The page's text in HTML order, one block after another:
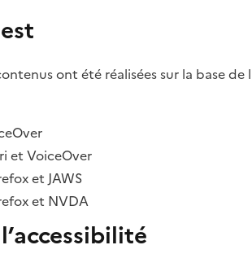
ont été réalisées sur la base
et VoiceOver
et JAWS
et NVDA